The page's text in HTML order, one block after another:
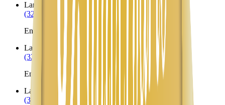
Lamy
(323) 953-8100
Envíos a Nicaragua desde Lamy
Las Cruces
(323) 953-8100
Envíos a Nicaragua desde Las Cruces
Las Vegas
NM
(323) 953-8100